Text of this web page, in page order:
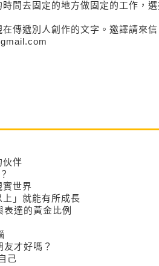
間去固定的地方做固定的工作，
傳遞別人創作的文字。邀譯請來信
伙伴
實世界
上」就能有所成長
表達的黃金比例
才好嗎？
己